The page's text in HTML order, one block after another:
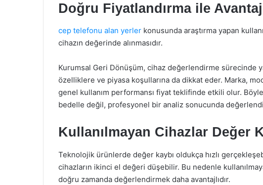
Doğru Fiyatlandırma ile
cep telefonu alan yerler konusunda araştırma yapan
cihazın değerinde alınmasıdır.
Kurumsal Geri Dönüşüm, cihaz değerlendirme sürecinde
özelliklere ve piyasa koşullarına da dikkat eder. Marka,
genel kullanım performansı fiyat teklifinde etkili olur.
bedelle değil, profesyonel bir analiz sonucunda
Kullanılmayan Cihazlar Değer
Teknolojik ürünlerde değer kaybı oldukça hızlı
cihazların ikinci el değeri düşebilir. Bu nedenle
doğru zamanda değerlendirmek daha avantajlıdır.